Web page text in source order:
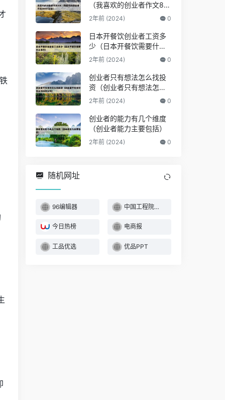
（我喜欢的创业者作文80
0字左右）
2年前 (2024) 0
日本开餐饮创业者工资多
少（日本开餐饮需要什么
条件）
2年前 (2024) 0
创业者只有想法怎么找投
资（创业者只有想法怎么
找投资公司）
2年前 (2024) 0
创业者的能力有几个维度
（创业者能力主要包括）
2年前 (2024) 0
随机网址
96编辑器 中国工程院院士
今日热榜 电商报
工品优选 优品PPT